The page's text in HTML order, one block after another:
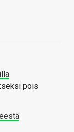
pois